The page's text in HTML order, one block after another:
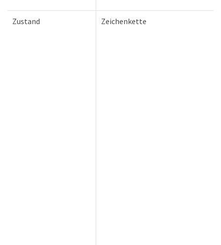
Zustand Zeichenkette